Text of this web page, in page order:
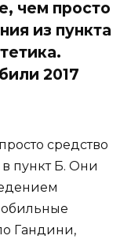
чем просто
из пункта
2017
средство
пункт Б. Они
Гандини,